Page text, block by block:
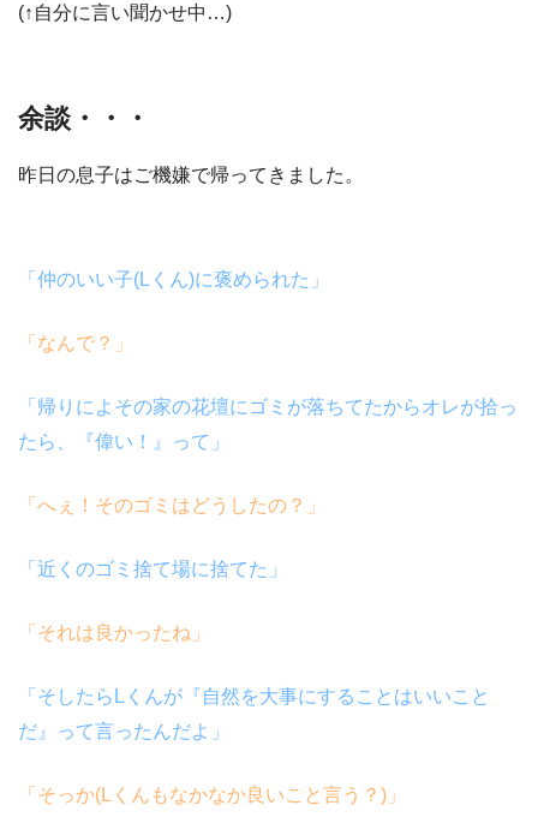
(↑自分に言い聞かせ中…)
余談・・・
昨日の息子はご機嫌で帰ってきました。
「仲のいい子(L くん)に褒められた」
「なんで？」
「帰りによその家の花壇にゴミが落ちてたからオレが拾っ
たら、『偉い！』って」
「へぇ！そのゴミはどうしたの？」
「近くのゴミ捨て場に捨てた」
「それは良かったね」
「そしたら L くんが『自然を大事にすることはいいこと
だ』って言ったんだよ」
「そっか(L くんもなかなか良いこと言う？ ) 」